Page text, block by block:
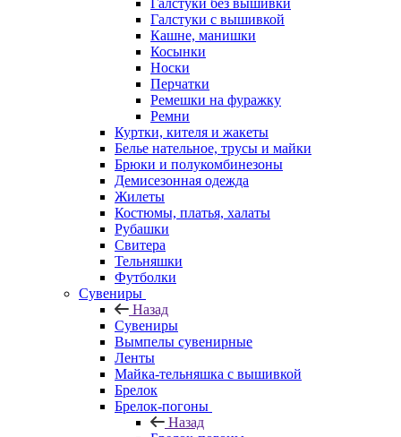
Галстуки без вышивки
Галстуки с вышивкой
Кашне, манишки
Косынки
Носки
Перчатки
Ремешки на фуражку
Ремни
Куртки, кителя и жакеты
Белье нательное, трусы и майки
Брюки и полукомбинезоны
Демисезонная одежда
Жилеты
Костюмы, платья, халаты
Рубашки
Свитера
Тельняшки
Футболки
Сувениры
Назад
Сувениры
Вымпелы сувенирные
Ленты
Майка-тельняшка с вышивкой
Брелок
Брелок-погоны
Назад